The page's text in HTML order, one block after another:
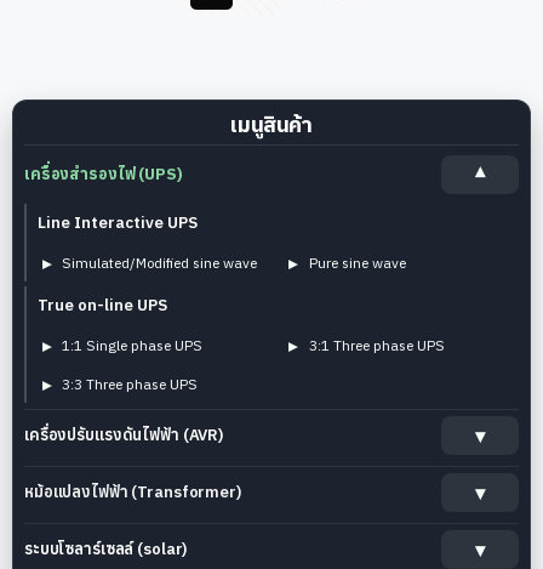
เมนูสินค้า
เครื่องสำรองไฟ (UPS)
Line Interactive UPS
Simulated/Modified sine wave Pure sine wave
True on-line UPS
1:1 Single phase UPS 3:1 Three phase UPS
3:3 Three phase UPS
เครื่องปรับแรงดันไฟฟ้า (AVR)
หม้อแปลงไฟฟ้า (Transformer)
ระบบโซลาร์เซลล์ (solar)